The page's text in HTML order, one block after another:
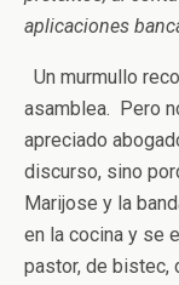
aplicaciones
Un murmullo
asamblea. Pero
apreciado
discurso, sino
Marijose y la
en la cocina y se
pastor, de bistec,